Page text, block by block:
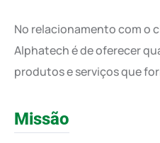
No relacionamento com o
Alphatech é de oferecer
produtos e serviços que
Missão